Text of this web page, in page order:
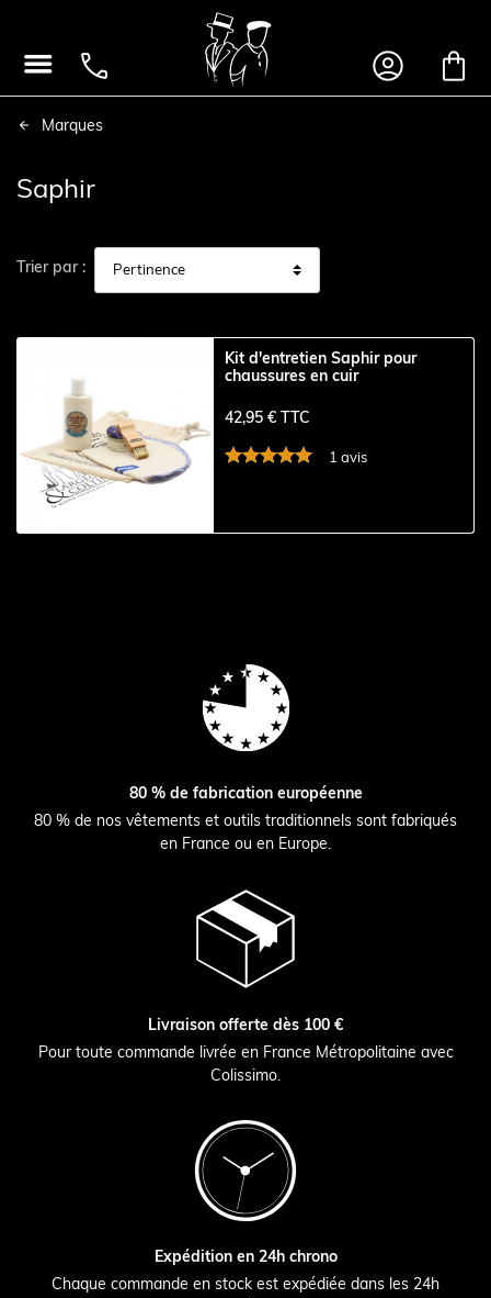
   
Marques
Saphir
Trier par :
Kit d'entretien Saphir pour
chaussures en cuir
42,95 € TTC
1 avis
80 % de fabrication européenne
80 % de nos vêtements et outils traditionnels sont fabriqués
en France ou en Europe.
Livraison offerte dès 100 €
Pour toute commande livrée en France Métropolitaine avec
Colissimo.
Expédition en 24h chrono
Chaque commande en stock est expédiée dans les 24h